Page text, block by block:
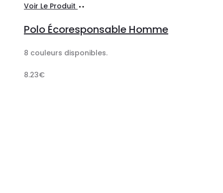
Voir Le Produit
panier
Polo Écoresponsable Homme
8 couleurs disponibles.
8.23€